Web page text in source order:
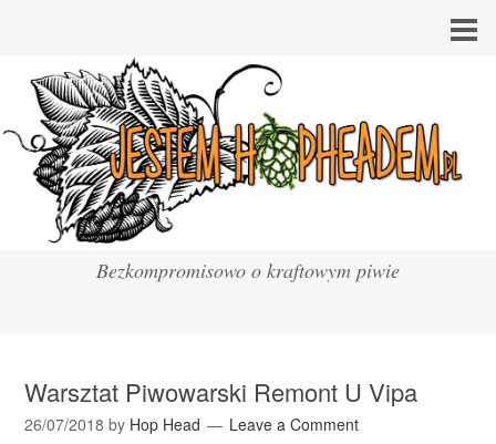
Bezkompromisowo o kraftowym piwie
Warsztat Piwowarski Remont U Vipa
26/07/2018 by Hop Head Leave a Comment